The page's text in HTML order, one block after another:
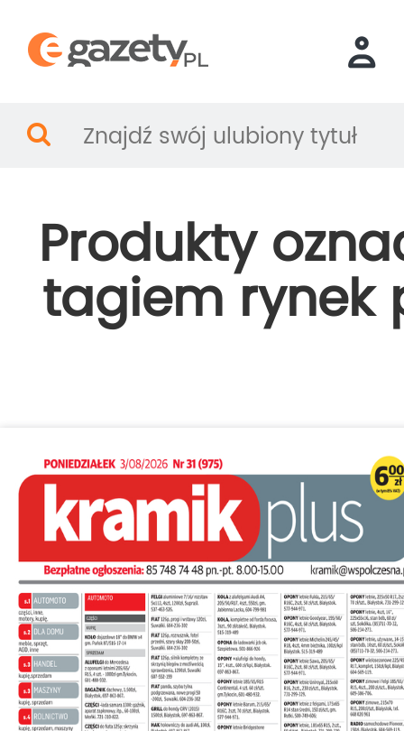
Produkty
tagiem rynek